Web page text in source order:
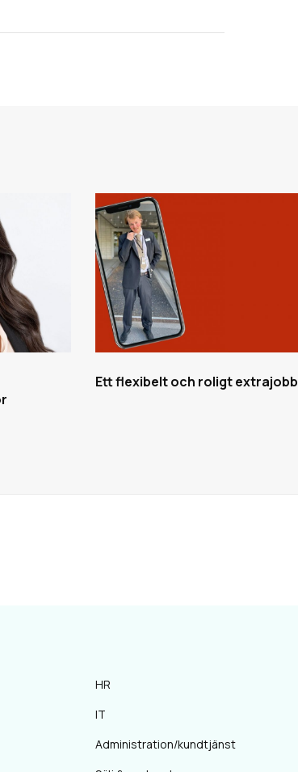
Ett flexibelt och roligt extrajobb
HR
IT
Administration/kundtjänst